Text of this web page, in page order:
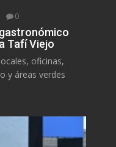
0
Tafí Viejo
oficinas,
y áreas verdes